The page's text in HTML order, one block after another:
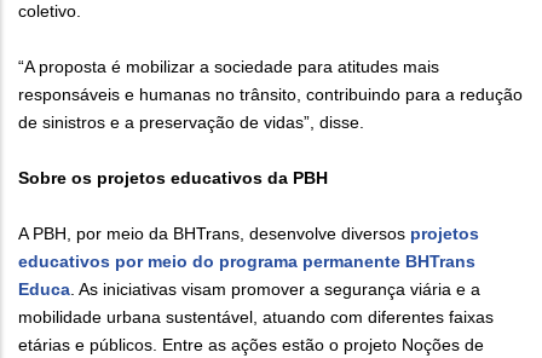
coletivo.
“A proposta é mobilizar a sociedade para atitudes mais
responsáveis e humanas no trânsito, contribuindo para a redução
de sinistros e a preservação de vidas”, disse.
Sobre os projetos educativos da PBH
A PBH, por meio da BHTrans, desenvolve diversos projetos
educativos por meio do programa permanente BHTrans
Educa. As iniciativas visam promover a segurança viária e a
mobilidade urbana sustentável, atuando com diferentes faixas
etárias e públicos. Entre as ações estão o projeto Noções de